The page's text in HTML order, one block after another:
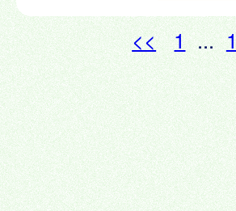
<< 1 ...